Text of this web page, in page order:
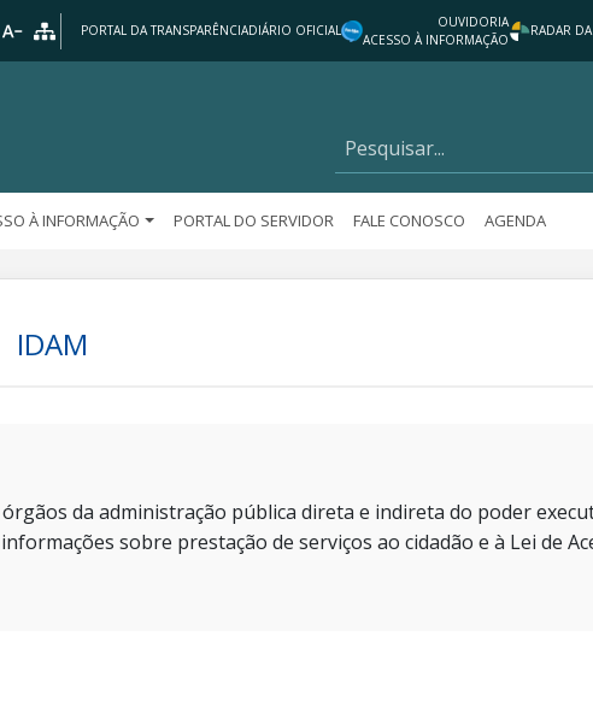
PORTAL DA TRANSPARÊNCIADIÁRIO OFICIAL
OUVIDORIA
ACESSO À INFORMAÇÃO
RADAR
À INFORMAÇÃO PORTAL DO SERVIDOR FALE CONOSCO AGENDA
IDAM
da administração pública direta e indireta do poder
sobre prestação de serviços ao cidadão e à Lei de